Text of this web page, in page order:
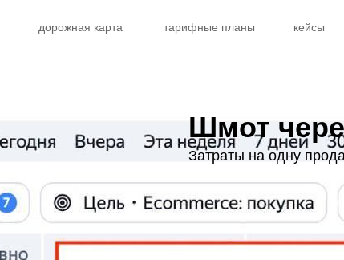
дорожная карта тарифные планы кейсы
Шмот
Затраты на одну